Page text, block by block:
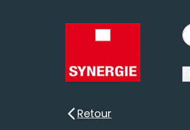
Retour
Retour